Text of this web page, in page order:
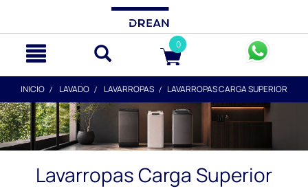
0
INICIO LAVADO LAVARROPAS LAVARROPAS CARGA SUPERIOR
Lavarropas Carga Superior